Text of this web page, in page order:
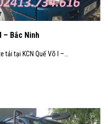
– Bắc Ninh
tại KCN Quế Võ I –...